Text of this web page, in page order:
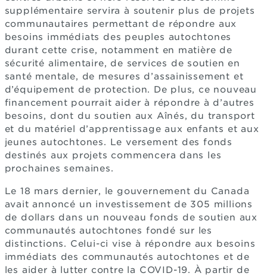
supplémentaire servira à soutenir plus de projets
communautaires permettant de répondre aux
besoins immédiats des peuples autochtones
durant cette crise, notamment en matière de
sécurité alimentaire, de services de soutien en
santé mentale, de mesures d’assainissement et
d’équipement de protection. De plus, ce nouveau
financement pourrait aider à répondre à d’autres
besoins, dont du soutien aux Aînés, du transport
et du matériel d’apprentissage aux enfants et aux
jeunes autochtones. Le versement des fonds
destinés aux projets commencera dans les
prochaines semaines.
Le 18 mars dernier, le gouvernement du Canada
avait annoncé un investissement de 305 millions
de dollars dans un nouveau fonds de soutien aux
communautés autochtones fondé sur les
distinctions. Celui-ci vise à répondre aux besoins
immédiats des communautés autochtones et de
les aider à lutter contre la COVID-19. À partir de